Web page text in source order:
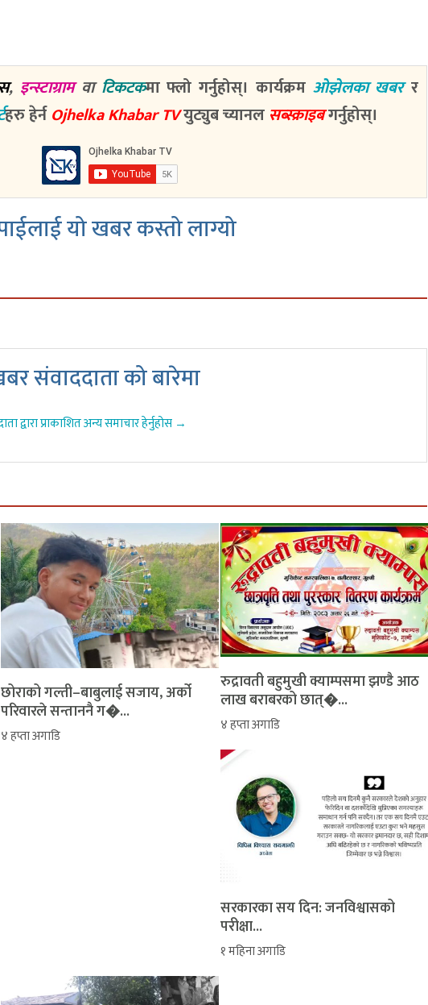
, इन्स्टाग्रामवाटिकटकमा फ्लो गर्नुहोस्। कार्यक्रम ओझेलका खबरर
हरु हेर्नOjhelka Khabar TVयुट्युब च्यानल सब्स्क्राइबगर्नुहोस्।
यो खबर कस्तो लाग्यो
संवाददाता को बारेमा
द्वारा प्राकाशित अन्य समाचार हेर्नुहोस →
‎​छोराको गल्ती–बाबुलाई सजाय, अर्को
परिवारले सन्ताननै ग�...
४ हप्ता अगाडि
रुद्रावती बहुमुखी क्याम्पसमा झण्डै आठ
लाख बराबरको छात्�...
४ हप्ता अगाडि
सरकारका सय दिन: जनविश्वासको
परीक्षा...
१ महिना अगाडि